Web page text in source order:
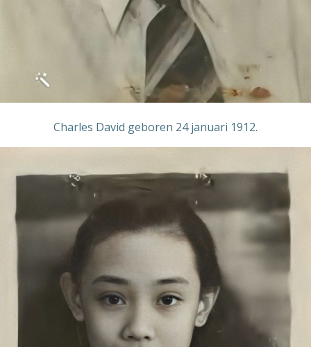
Charles David geboren 24 januari 1912.